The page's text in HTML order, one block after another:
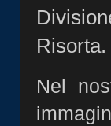
Risorta.
Nel